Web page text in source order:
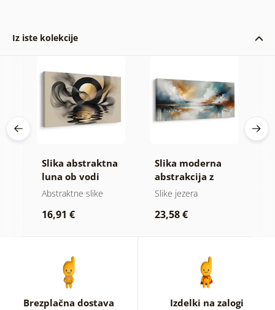
Iz iste kolekcije
Slika abstraktna
luna ob vodi
Abstraktne slike
16,91 €
Slika moderna
abstrakcija z
naravo
Slike jezera
23,58 €
Brezplačna dostava Izdelki na zalogi